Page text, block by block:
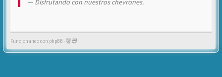
Disfrutando con nuestros chevrones.
Funcionando con phpBB -